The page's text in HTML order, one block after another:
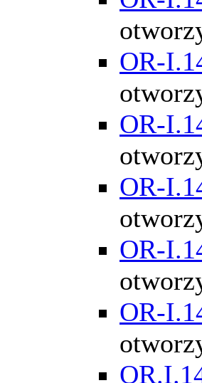
OR-
OR-
OR-
OR-
OR-